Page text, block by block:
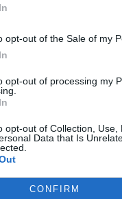
opt-out of the Sale of my
opt-out of processing my
opt-out of Collection,
Data that Is
CONFIRM
portfolio.hu
tartalmazza:
elmúlt 2 év napon
Előfizetés
VAGY?